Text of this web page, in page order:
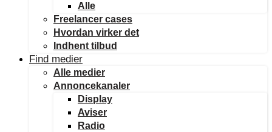
Alle
Freelancer cases
Hvordan virker det
Indhent tilbud
Find medier
Alle medier
Annoncekanaler
Display
Aviser
Radio